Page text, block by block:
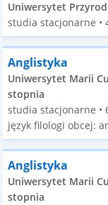
Uniwersytet
studia stacjonarne •
Anglistyka
Uniwersytet Marii
stopnia
studia stacjonarne •
język filologi obcej:
Anglistyka
Uniwersytet Marii
stopnia